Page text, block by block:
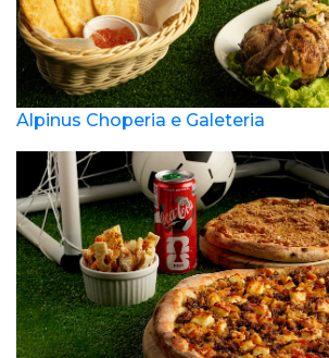
Alpinus Choperia e Galeteria